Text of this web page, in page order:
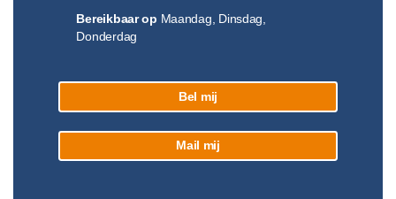
Bereikbaar op Maandag, Dinsdag,
Donderdag
Bel mij
Mail mij